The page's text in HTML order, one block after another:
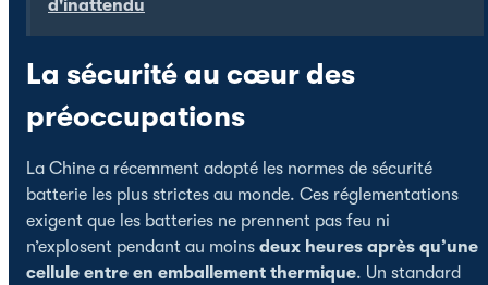
d'inattendu
La sécurité au cœur des
préoccupations
La Chine a récemment adopté les normes de sécurité
batterie les plus strictes au monde. Ces réglementations
exigent que les batteries ne prennent pas feu ni
n’explosent pendant au moins deux heures après qu’une
cellule entre en emballement thermique. Un standard